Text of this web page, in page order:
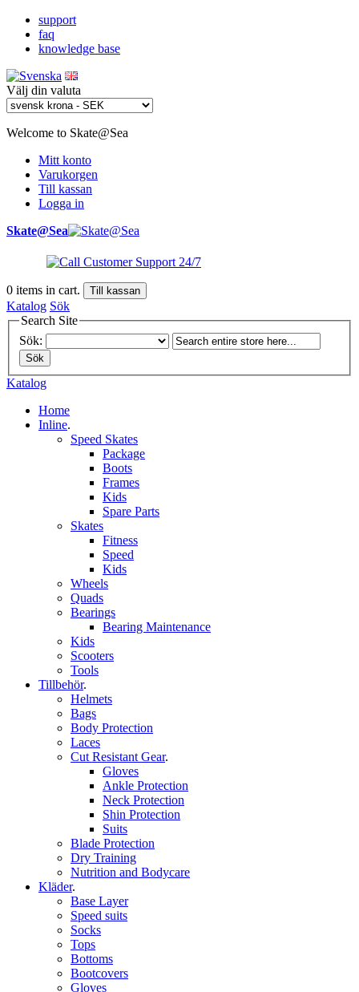
support
faq
knowledge base
Välj din valuta
Welcome to Skate@Sea
Mitt konto
Varukorgen
Till kassan
Logga in
Skate@Sea
0 items in cart. Till kassan
Katalog Sök
Search Site
Sök:
Sök
Katalog
Home
Inline.
Speed Skates
Package
Boots
Frames
Kids
Spare Parts
Skates
Fitness
Speed
Kids
Wheels
Quads
Bearings
Bearing Maintenance
Kids
Scooters
Tools
Tillbehör.
Helmets
Bags
Body Protection
Laces
Cut Resistant Gear.
Gloves
Ankle Protection
Neck Protection
Shin Protection
Suits
Blade Protection
Dry Training
Nutrition and Bodycare
Kläder.
Base Layer
Speed suits
Socks
Tops
Bottoms
Bootcovers
Gloves